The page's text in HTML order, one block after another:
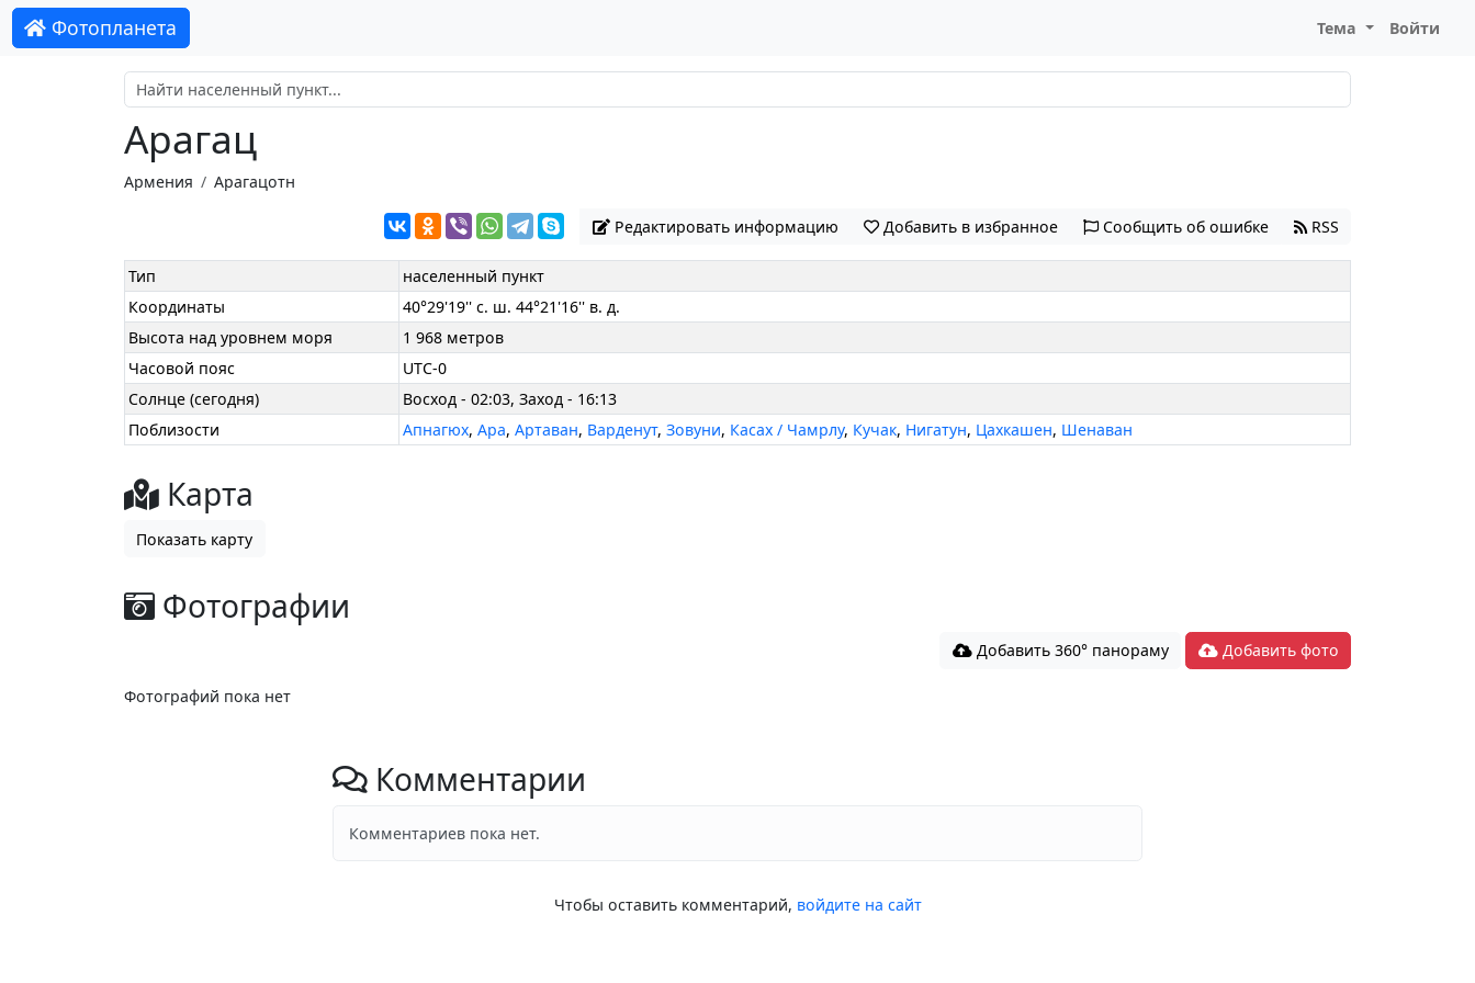
Фотопланета Тема Войти
Арагац
Армения Арагацотн
Редактировать информацию Добавить в избранное Сообщить об ошибке RSS
Тип
населенный пункт
Координаты
40°29'19'' с. ш. 44°21'16'' в. д.
Высота над уровнем моря
1 968 метров
Часовой пояс
UTC-0
Солнце (сегодня)
Восход - 02:03, Заход - 16:13
Поблизости
Апнагюх,Ара,Артаван, Варденут,Зовуни, Касах / Чамрлу, Кучак, Нигатун, Цахкашен, Шенаван
Карта
Показать карту
Фотографии
Добавить 360° панораму Добавить фото
Фотографий пока нет
Комментарии
Комментариев пока нет.
Чтобы оставить комментарий, войдите на сайт